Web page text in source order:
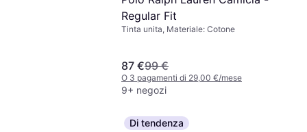
Regular Fit
Tinta unita, Materiale: Cotone
87 €99 €
O 3 pagamenti di 29,00 €/mese
9+ negozi
Di tendenza